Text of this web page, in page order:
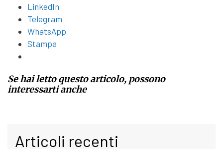
LinkedIn
Telegram
WhatsApp
Stampa
Se hai letto questo articolo, possono
interessarti anche
Articoli recenti